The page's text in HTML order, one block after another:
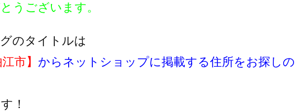
うございます。
のタイトルは
市】 からネットショップに掲載する住所をお探しの
！